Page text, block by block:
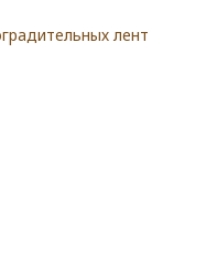
лент